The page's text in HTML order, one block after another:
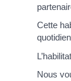
Cette
Nous